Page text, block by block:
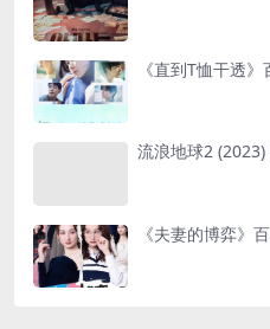
《直到T恤干透
流浪地球2 (2023)
《夫妻的博弈》